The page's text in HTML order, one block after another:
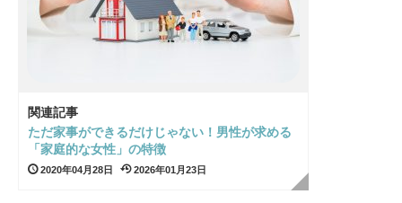
関連記事
ただ家事ができるだけじゃない！男性が求める
「家庭的な女性」の特徴
2020年04月28日 2026年01月23日